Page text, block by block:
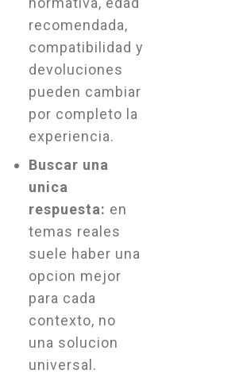
recomendada,
compatibilidad y
devoluciones
pueden cambiar
por completo la
experiencia.
Buscar una
unica
respuesta: en
temas reales
suele haber una
opcion mejor
para cada
contexto, no
una solucion
universal.